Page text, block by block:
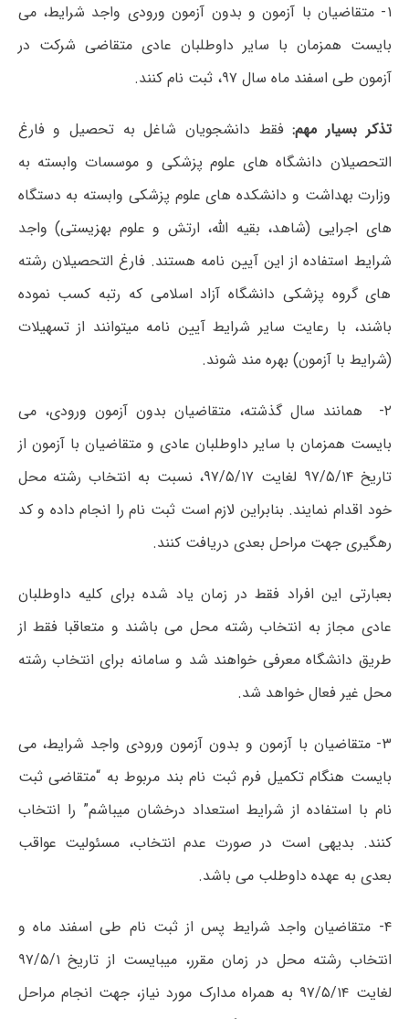
۱- متقاضیان با آزمون و بدون آزمون ورودی واجد شرایط، می
بایست همزمان با سایر داوطلبان عادی متقاضی شرکت در
آزمون طی اسفند ماه سال ۹۷، ثبت نام کنند.
تذکر بسیار مهم:فقط دانشجویان شاغل به تحصیل و فارغ
التحصیلان دانشگاه های علوم پزشکی و موسسات وابسته به
وزارت بهداشت و دانشکده های علوم پزشکی وابسته به دستگاه
های اجرایی (شاهد، بقیه الله، ارتش و علوم بهزیستی) واجد
شرایط استفاده از این آیین نامه هستند. فارغ التحصیلان رشته
های گروه پزشکی دانشگاه آزاد اسلامی که رتبه کسب نموده
باشند، با رعایت سایر شرایط آیین نامه میتوانند از تسهیلات
(شرایط با آزمون) بهره مند شوند.
۲- همانند سال گذشته، متقاضیان بدون آزمون ورودی، می
بایست همزمان با سایر داوطلبان عادی و متقاضیان با آزمون از
تاریخ ۹۷/۵/۱۴ لغایت ۹۷/۵/۱۷، نسبت به انتخاب رشته محل
خود اقدام نمایند. بنابراین لازم است ثبت نام را انجام داده و کد
رهگیری جهت مراحل بعدی دریافت کنند.
بعبارتی این افراد فقط در زمان یاد شده برای کلیه داوطلبان
عادی مجاز به انتخاب رشته محل می باشند و متعاقبا فقط از
طریق دانشگاه معرفی خواهند شد و سامانه برای انتخاب رشته
محل غیر فعال خواهد شد.
۳- متقاضیان با آزمون و بدون آزمون ورودی واجد شرایط، می
بایست هنگام تکمیل فرم ثبت نام بند مربوط به “متقاضی ثبت
نام با استفاده از شرایط استعداد درخشان میباشم” را انتخاب
کنند. بدیهی است در صورت عدم انتخاب، مسئولیت عواقب
بعدی به عهده داوطلب می باشد.
۴- متقاضیان واجد شرایط پس از ثبت نام طی اسفند ماه و
انتخاب رشته محل در زمان مقرر، میبایست از تاریخ ۹۷/۵/۱
لغایت ۹۷/۵/۱۴ به همراه مدارک مورد نیاز، جهت انجام مراحل